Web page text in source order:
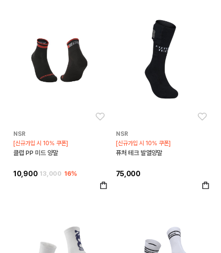
NSR
[신규가입 시 10% 쿠폰]
클럽 PP 미드 양말
10,900 13,000 16%
NSR
[신규가입 시 10% 쿠폰]
퓨처 테크 발열양말
75,000